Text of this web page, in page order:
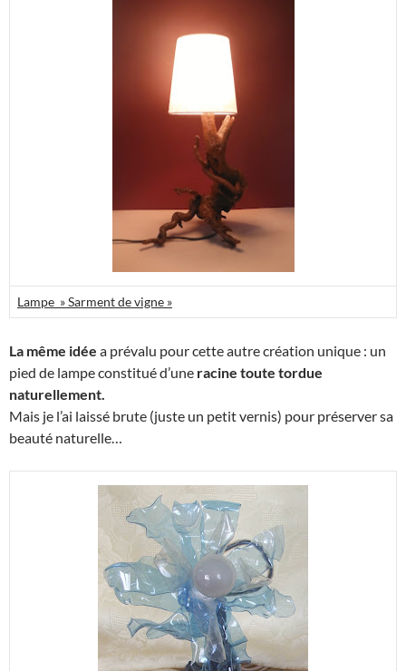
Lampe » Sarment de vigne »
La même idée a prévalu pour cette autre création unique : un
pied de lampe constitué d’une racine toute tordue
naturellement.
Mais je l’ai laissé brute (juste un petit vernis) pour préserver sa
beauté naturelle…